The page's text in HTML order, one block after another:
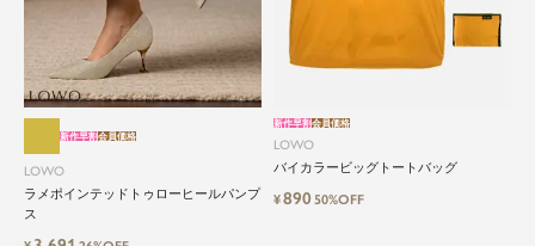
毎日のコーデに、ちょっとした変化を。いつもの
自分に、ちょっとした彩りを。
LOWOは、頑張りすぎないおしゃれを応援しま
す。
LOWO
ラメポインテッドトゥローヒールパンプ
ス
新作早割会員価格
LOWO
バイカラービッグトートバッグ
新作早割会員価格
¥89050%OFF